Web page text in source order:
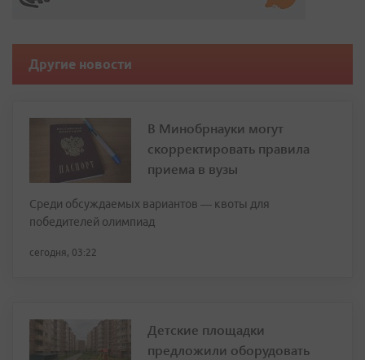
Другие новости
В Минобрнауки могут
скорректировать правила
приема в вузы
Среди обсуждаемых вариантов — квоты для
победителей олимпиад
сегодня, 03:22
Детские площадки
предложили оборудовать